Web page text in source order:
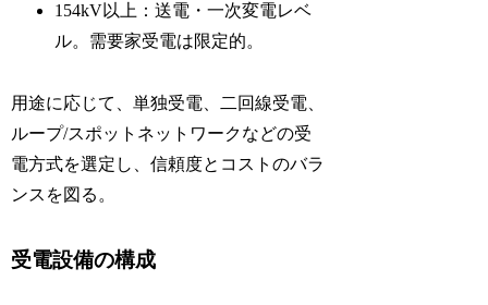
154kV以上：送電・一次変電レベ
ル。需要家受電は限定的。
用途に応じて、単独受電、二回線受電、
ループ/スポットネットワークなどの受
電方式を選定し、信頼度とコストのバラ
ンスを図る。
受電設備の構成